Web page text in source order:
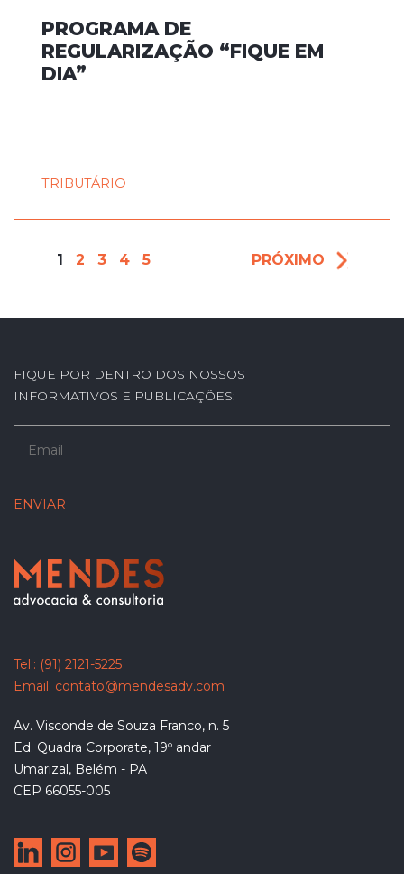
PROGRAMA DE
REGULARIZAÇÃO “FIQUE EM
DIA”
TRIBUTÁRIO
1 2 3 4 5 PRÓXIMO
Tel.: (91) 2121-5225
Email: contato@mendesadv.com
Av. Visconde de Souza Franco, n. 5
Ed. Quadra Corporate, 19º andar
Umarizal, Belém - PA
CEP 66055-005
FIQUE POR DENTRO DOS NOSSOS
INFORMATIVOS E PUBLICAÇÕES: